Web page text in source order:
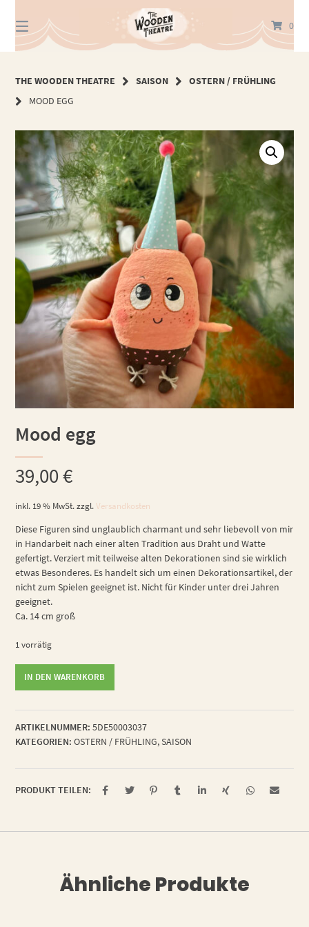
zum
Inhalt
0
THE WOODEN THEATRE SAISON
OSTERN / FRÜHLING
MOOD EGG
Mood egg
39,00€
inkl. 19 % MwSt. zzgl.Versandkosten
Diese Figuren sind unglaublich charmant und sehr liebevoll von mir
in Handarbeit nach einer alten Tradition aus Draht und Watte
gefertigt. Verziert mit teilweise alten Dekorationen sind sie wirklich
etwas Besonderes. Es handelt sich um einen Dekorationsartikel, der
nicht zum Spielen geeignet ist. Nicht für Kinder unter drei Jahren
geeignet.
Ca. 14 cm groß
1 vorrätig
IN DEN WARENKORB
ARTIKELNUMMER: 5DE50003037
KATEGORIEN: OSTERN / FRÜHLING,SAISON
PRODUKT TEILEN:
Ähnliche Produkte